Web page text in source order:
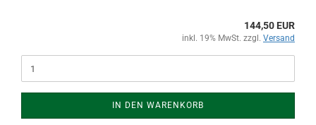
144,50 EUR
inkl. 19% MwSt. zzgl. Versand
IN DEN WARENKORB